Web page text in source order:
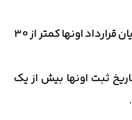
مثال: به پیمانکارانی که تا تاریخ پایان قرارداد اونها کمتر از 30
ثبت اونها بیش از یک